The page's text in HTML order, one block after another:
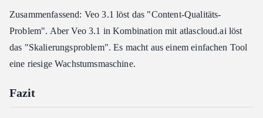
Zusammenfassend: Veo 3.1 löst das "Content-Qualitäts-
Problem". Aber Veo 3.1 in Kombination mit atlascloud.ai löst
das "Skalierungsproblem". Es macht aus einem einfachen Tool
eine riesige Wachstumsmaschine.
Fazit